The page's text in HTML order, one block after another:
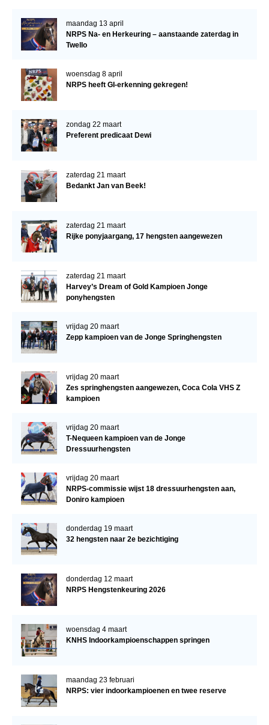
maandag 13 april
NRPS Na- en Herkeuring – aanstaande zaterdag in
Twello
woensdag 8 april
NRPS heeft GI-erkenning gekregen!
zondag 22 maart
Preferent predicaat Dewi
zaterdag 21 maart
Bedankt Jan van Beek!
zaterdag 21 maart
Rijke ponyjaargang, 17 hengsten aangewezen
zaterdag 21 maart
Harvey’s Dream of Gold Kampioen Jonge
ponyhengsten
vrijdag 20 maart
Zepp kampioen van de Jonge Springhengsten
vrijdag 20 maart
Zes springhengsten aangewezen, Coca Cola VHS Z
kampioen
vrijdag 20 maart
T-Nequeen kampioen van de Jonge
Dressuurhengsten
vrijdag 20 maart
NRPS-commissie wijst 18 dressuurhengsten aan,
Doniro kampioen
donderdag 19 maart
32 hengsten naar 2e bezichtiging
donderdag 12 maart
NRPS Hengstenkeuring 2026
woensdag 4 maart
KNHS Indoorkampioenschappen springen
maandag 23 februari
NRPS: vier indoorkampioenen en twee reserve